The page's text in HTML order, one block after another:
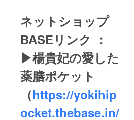
ネットショップ
BASEリンク ：
▶楊貴妃の愛した
薬膳ポケット
（https://yokihip
ocket.thebase.in/